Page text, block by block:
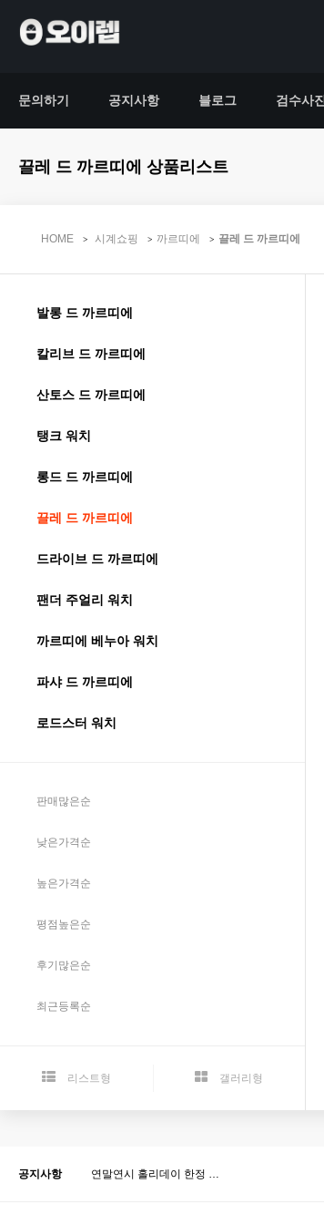
문의하기 공지사항 블로그 검수사진
끌레 드 까르띠에 상품리스트
HOME 시계쇼핑 까르띠에 끌레 드 까르띠에
발롱 드 까르띠에
칼리브 드 까르띠에
산토스 드 까르띠에
탱크 워치
롱드 드 까르띠에
끌레 드 까르띠에
드라이브 드 까르띠에
팬더 주얼리 워치
까르띠에 베누아 워치
파샤 드 까르띠에
로드스터 워치
판매많은순
낮은가격순
높은가격순
평점높은순
후기많은순
최근등록순
리스트형 갤러리형
공지사항 연말연시 홀리데이 한정 …